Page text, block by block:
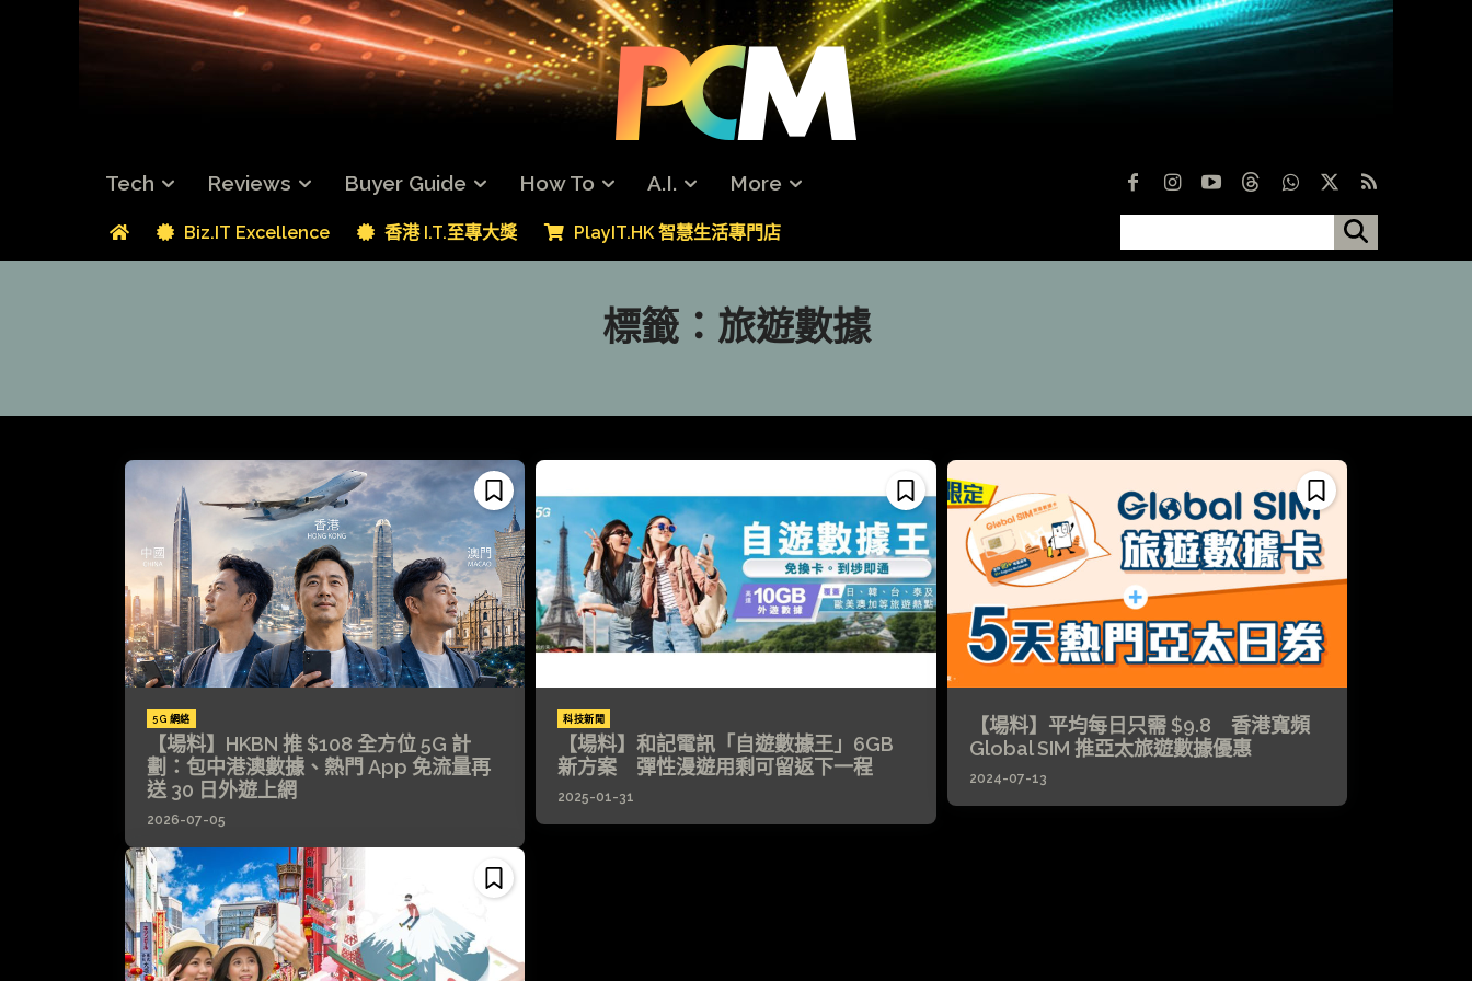
Tech Reviews Buyer Guide How To A.I. More
Biz.IT Excellence 香港 I.T.至專大獎 PlayIT.HK 智慧生活專門店
標籤： 旅遊數據
5G 網絡
【場料】HKBN 推 $108 全方位 5G 計
劃：包中港澳數據、熱門 App 免流量再
送 30 日外遊上網
2026-07-05
科技新聞
【場料】和記電訊「自遊數據王」6GB
新方案 彈性漫遊用剩可留返下一程
2025-01-31
【場料】平均每日只需 $9.8 香港寬頻
Global SIM 推亞太旅遊數據優惠
2024-07-13